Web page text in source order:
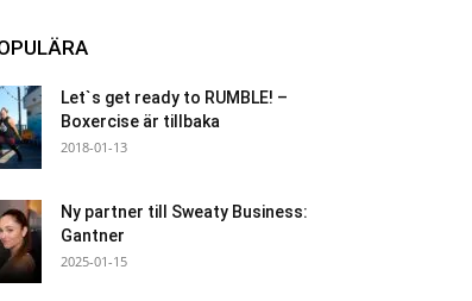
Let`s get ready to RUMBLE! –
Boxercise är tillbaka
2018-01-13
Ny partner till Sweaty Business:
Gantner
2025-01-15